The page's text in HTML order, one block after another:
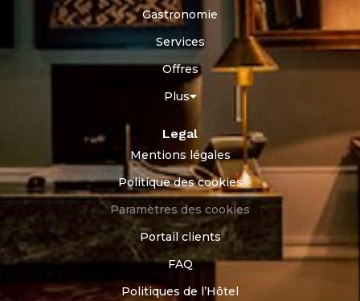
Gastronomie
Services
Offres
Plus
Legal
Mentions légales
Politique des cookies
Paramètres des cookies
Portail clients
FAQ
Politiques de l’Hôtel